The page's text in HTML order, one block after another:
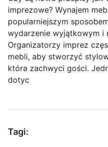
imprezowe? Wynajem
popularniejszym
wydarzenie wyjątkowym i
Organizatorzy imprez
mebli, aby stworzyć
która zachwyci gości.
dotyc
Tagi: